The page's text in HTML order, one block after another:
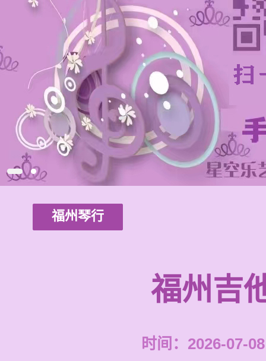
福州琴行
福州吉
时间：2026-07-